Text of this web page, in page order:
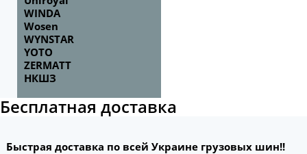
WINDA
Wosen
WYNSTAR
YOTO
ZERMATT
НКШЗ
Бесплатная доставка
Быстрая доставка по всей Украине грузовых шин!!